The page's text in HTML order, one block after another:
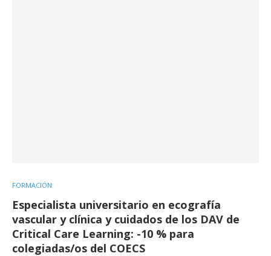
FORMACIÓN
Especialista universitario en ecografía
vascular y clínica y cuidados de los DAV de
Critical Care Learning: -10 % para
colegiadas/os del COECS